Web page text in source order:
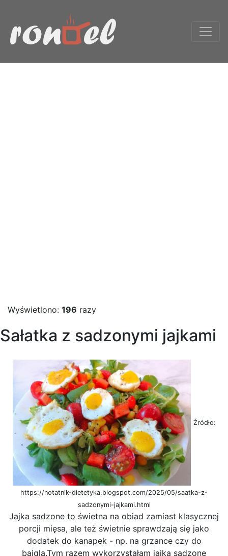
Wyświetlono: 196 razy
Sałatka z sadzonymi jajkami
Źródło:
https://notatnik-dietetyka.blogspot.com/2025/05/saatka-z-
sadzonymi-jajkami.html
Jajka sadzone to świetna na obiad zamiast klasycznej
porcji mięsa, ale też świetnie sprawdzają się jako
dodatek do kanapek - np. na grzance czy do
bajgla.Tym razem wykorzystałam jajka sadzone